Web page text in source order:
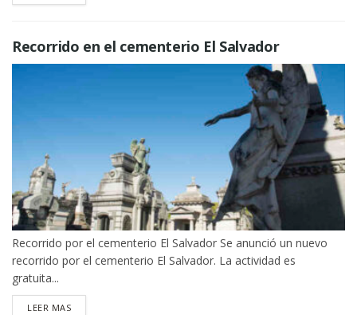
Recorrido en el cementerio El Salvador
Recorrido por el cementerio El Salvador Se anunció un nuevo
recorrido por el cementerio El Salvador. La actividad es
gratuita...
LEER MASDETAILS